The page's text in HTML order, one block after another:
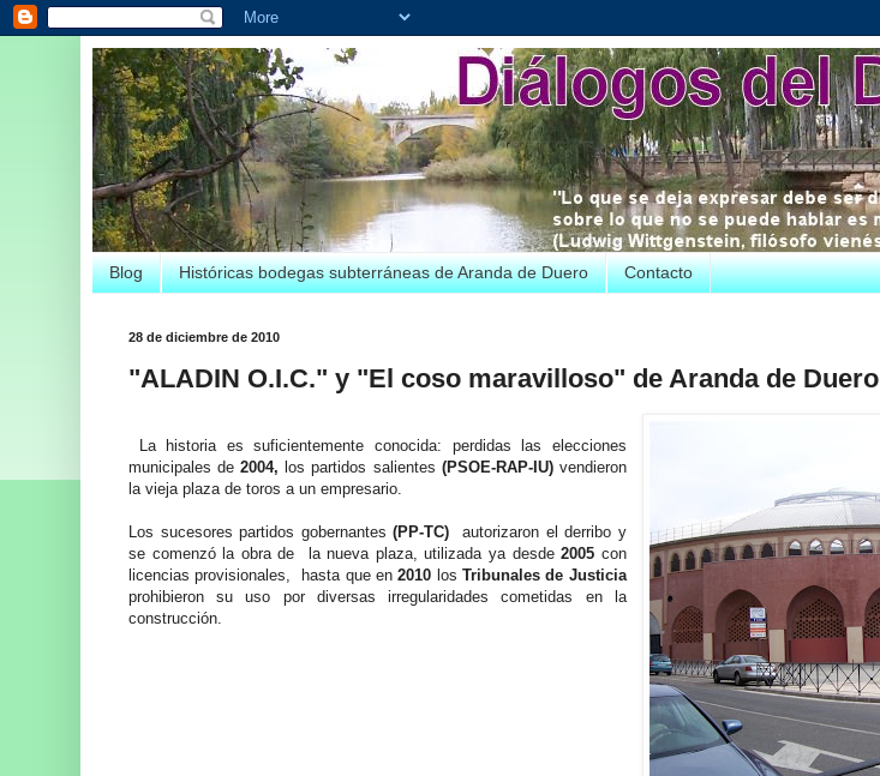
Blog Históricas bodegas subterráneas de Aranda de Duero Contacto
28 de diciembre de 2010
"ALADIN O.I.C." y "El coso maravilloso" de Aranda de Duero
La historia es suficientemente conocida: perdidas las elecciones
municipales de2004, los partidos salientes (PSOE-RAP-IU)vendieron
la vieja plaza de toros a un empresario.
Los sucesores partidos gobernantes(PP-TC) autorizaron el derribo y
se comenzó la obra de la nueva plaza, utilizada ya desde2005 con
licencias provisionales, hasta que en2010 losTribunales de Justicia
prohibieron su uso por diversas irregularidades cometidas en la
construcción.